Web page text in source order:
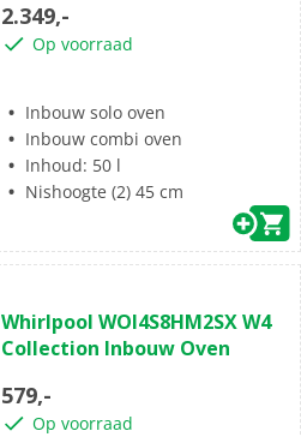
2.349,-
Op voorraad
Inbouw solo oven
Inbouw combi oven
Inhoud: 50 l
Nishoogte (2) 45 cm
van
de
sterren.
Whirlpool WOI4S8HM2SX W4
Collection Inbouw Oven
579,-
Op voorraad